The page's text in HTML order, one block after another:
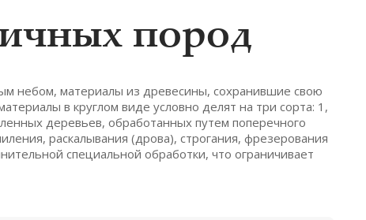
пород
небом, материалы из древесины, сохранившие свою
в круглом виде условно делят на три сорта: 1,
деревьев, обработанных путем поперечного
раскалывания (дрова), строгания, фрезерования
специальной обработки, что ограничивает